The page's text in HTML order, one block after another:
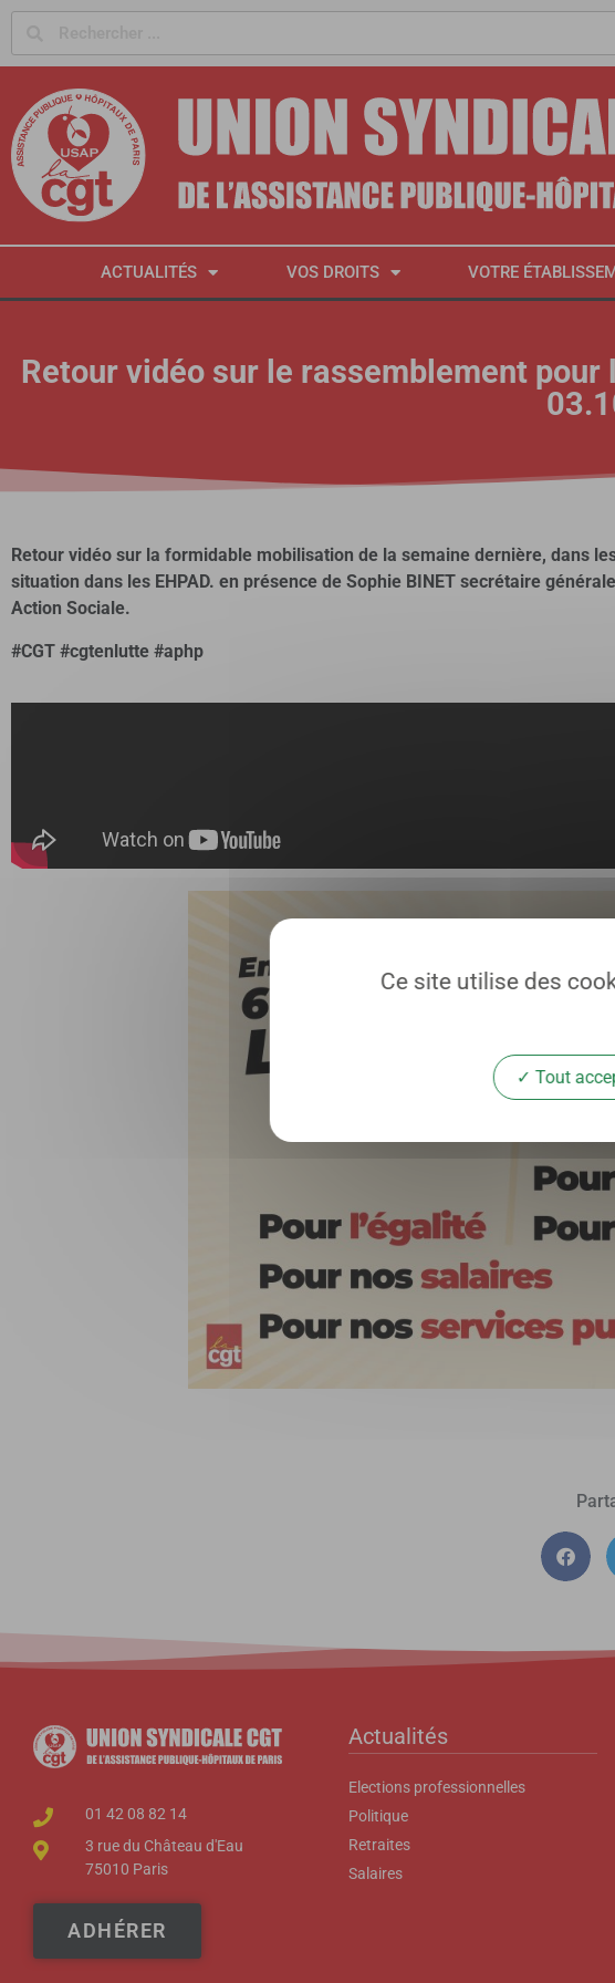
ACTUALITÉS VOS DROITS VOTRE
Retour vidéo sur le rassemblement
Retour vidéo sur la formidable mobilisation de la semaine dernière, dans
situation dans les EHPAD. en présence de Sophie BINET secrétaire
Action Sociale.
#CGT #cgtenlutte #aphp
01 42 08 82 14
3 rue du Château d'Eau
75010 Paris
ADHÉRER
Actualités
Elections professionnelles
Politique
Retraites
Salaires
Panneau de gestion des cookies
Ce site utilise des
Tout